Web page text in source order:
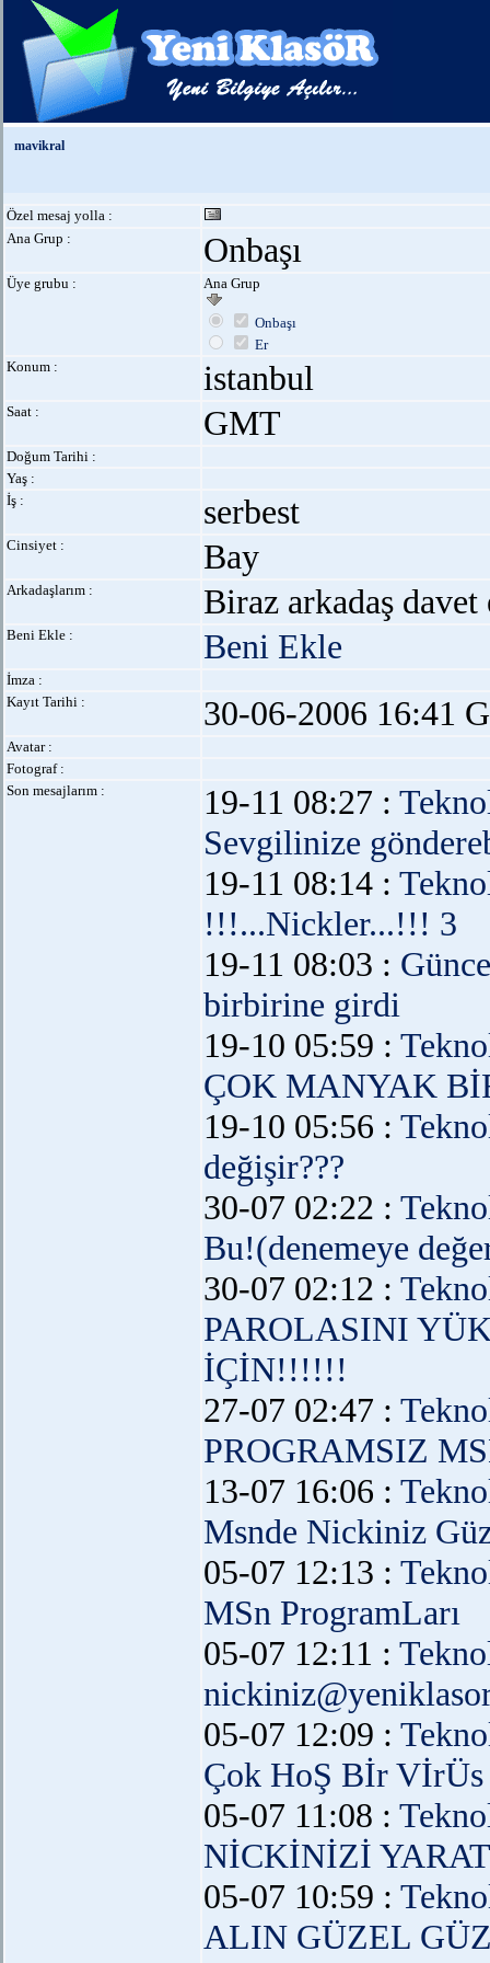
mavikral
Özel mesaj yolla :
Ana Grup :
Onbaşı
Üye grubu : Ana Grup
Onbaşı
Er
Konum :
istanbul
Saat : GMT
Doğum Tarihi :
Yaş :
İş :
serbest
Cinsiyet : Bay
Arkadaşlarım : Biraz arkadaş davet
Beni Ekle : Beni Ekle
İmza :
Kayıt Tarihi :
30-06-2006 16:41
Avatar :
Fotograf :
Son mesajlarım :
19-11 08:27 :
Sevgilinize
19-11 08:14 :
!!!...Nickler...!!! 3
19-11 08:03 :
birbirine girdi
19-10 05:59 :
ÇOK MANYAK
19-10 05:56 :
değişir???
30-07 02:22 :
Bu!(denemeye
30-07 02:12 :
PAROLASINI
İÇİN!!!!!!
27-07 02:47 :
PROGRAMSIZ
13-07 16:06 :
Msnde Nickiniz
05-07 12:13 :
MSn ProgramLarı
05-07 12:11 :
05-07 12:09 :
Çok HoŞ Bİr VİrÜs
05-07 11:08 :
NİCKİNİZİ
05-07 10:59 :
ALIN GÜZEL